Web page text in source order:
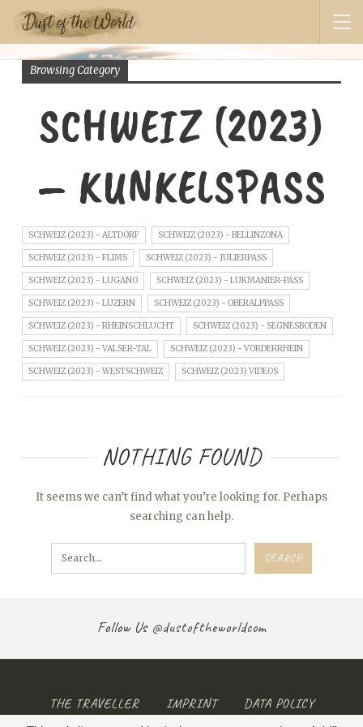
Browsing Category
SCHWEIZ (2023)
– KUNKELSPASS
SCHWEIZ (2023) - ALTDORF SCHWEIZ (2023) - BELLINZONA
SCHWEIZ (2023) - FLIMS SCHWEIZ (2023) - JULIERPASS
SCHWEIZ (2023) - LUGANO SCHWEIZ (2023) - LUKMANIER-PASS
SCHWEIZ (2023) - LUZERN SCHWEIZ (2023) - OBERALPPASS
SCHWEIZ (2023) - RHEINSCHLUCHT SCHWEIZ (2023) - SEGNESBODEN
SCHWEIZ (2023) - VALSER-TAL SCHWEIZ (2023) - VORDERRHEIN
SCHWEIZ (2023) - WESTSCHWEIZ SCHWEIZ (2023) VIDEOS
NOTHING FOUND
It seems we can’t find what you’re looking for. Perhaps
searching can help.
Follow Us @dustoftheworldcom
THE TRAVELLER IMPRINT DATA POLICY